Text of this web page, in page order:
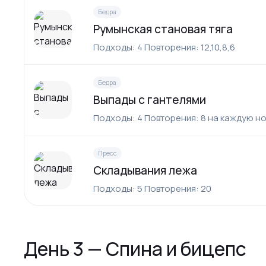
Бедра
Румынская становая тяга
Подходы: 4 Повторения: 12,10,8,6
Бедра
Выпады с гантелями
Подходы: 4 Повторения: 8 на каждую
Пресс
Складывания лежа
Подходы: 5 Повторения: 20
День 3 — Спина и бицепс